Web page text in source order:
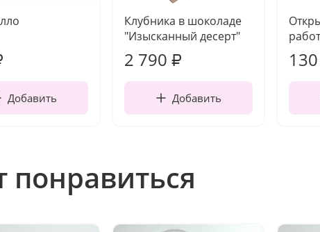
Добавить
Клубника в шоколаде
"Изысканный десерт"
2 790 ₽
Добавить
130